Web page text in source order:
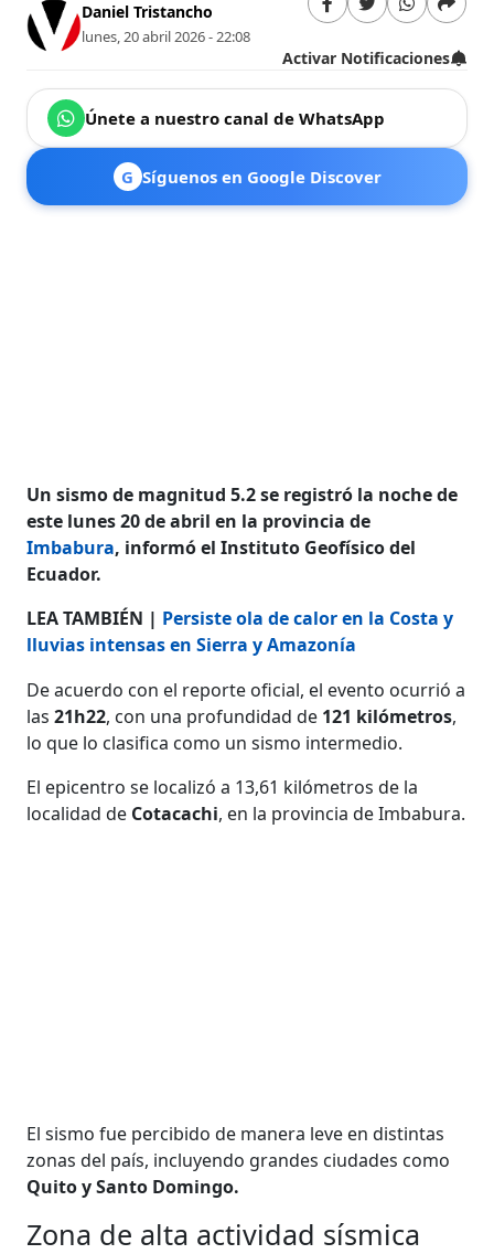
Daniel Tristancho
lunes, 20 abril 2026 - 22:08
Activar Notificaciones
Únete a nuestro canal de WhatsApp
G Síguenos en Google Discover
Un sismo de magnitud 5.2 se registró la noche de
este lunes 20 de abril en la provincia de
Imbabura, informó el Instituto Geofísico del
Ecuador.
LEA TAMBIÉN | Persiste ola de calor en la Costa y
lluvias intensas en Sierra y Amazonía
De acuerdo con el reporte oficial, el evento ocurrió a
las21h22, con una profundidad de 121 kilómetros,
lo que lo clasifica como un sismo intermedio.
El epicentro se localizó a 13,61 kilómetros de la
localidad de Cotacachi, en la provincia de Imbabura.
El sismo fue percibido de manera leve en distintas
zonas del país, incluyendo grandes ciudades como
Quito y Santo Domingo.
Zona de alta actividad sísmica